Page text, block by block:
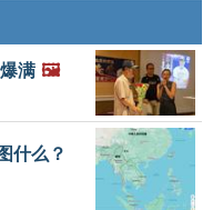
满 🖼️
什么？